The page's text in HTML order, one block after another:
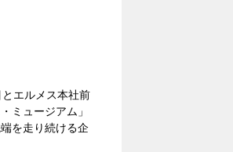
エルメス本社前
ュージアム」
を走り続ける企